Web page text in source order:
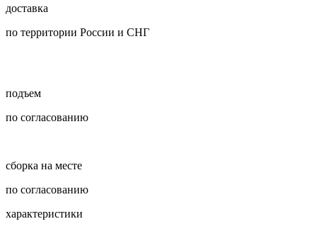
доставка
по территории России и СНГ
подъем
по согласованию
сборка на месте
по согласованию
характеристики